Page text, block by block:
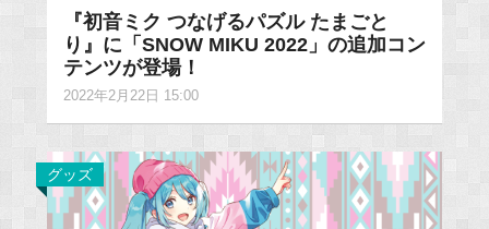
『初音ミク つなげるパズル たまごと
り』に「SNOW MIKU 2022」の追加コン
テンツが登場！
2022年2月22日 15:00
グッズ